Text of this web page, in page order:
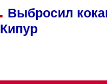
Выбросил
Кипур